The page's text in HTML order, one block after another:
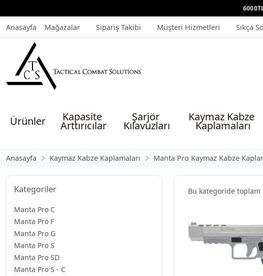
Anasayfa Mağazalar Sipariş Takibi Müşteri Hizmetleri Sıkça
Ürünler Kapasite
Arttırıcılar
Şarjör
Kılavuzları
Kaymaz Kabze
Kaplamaları
Anasayfa Kaymaz Kabze Kaplamaları Manta Pro Kaymaz Kabze
Kategoriler
Manta Pro C
Manta Pro F
Manta Pro G
Manta Pro S
Manta Pro SD
Manta Pro S - C
Bu kategoride toplam